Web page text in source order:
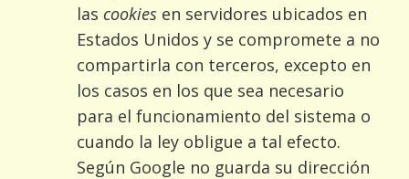
las cookies en servidores ubicados en
Estados Unidos y se compromete a no
compartirla con terceros, excepto en
los casos en los que sea necesario
para el funcionamiento del sistema o
cuando la ley obligue a tal efecto.
Según Google no guarda su dirección